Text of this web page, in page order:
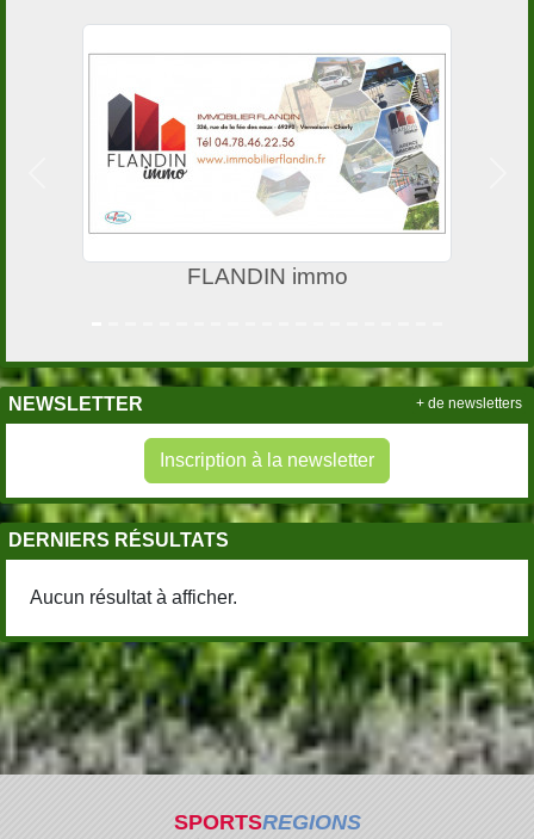
FLANDIN immo
NEWSLETTER
Inscription à la newsletter
+ de newsletters
DERNIERS RÉSULTATS
Aucun résultat à afficher.
SPORTSREGIONS